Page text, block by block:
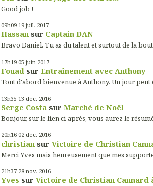
Good job !
09h09 19 juil. 2017
Hassan sur Captain DAN
Bravo Daniel. Tu as du talent et surtout de la
17h19 05 juin 2017
Fouad sur Entraînement avec Anthony
Tout d'abord bienvenue à Anthony. Un jour peut
13h35 13 déc. 2016
Serge Costa sur Marché de Noël
Bonjour, sur le lien ci-après, vous aurez le
20h16 02 déc. 2016
christian sur Victoire de Christian
Merci Yves mais heureusement que mes
21h37 28 nov. 2016
Yves sur Victoire de Christian Cannard